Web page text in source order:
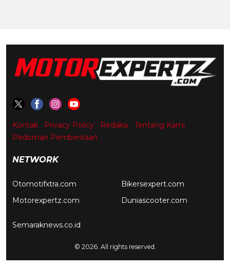
Kontak Privacy Policy Redaksi
Tentang Kami
Pedoman Pemberitaan
NETWORK
Otomotifxtra.com
Motorexpertz.com
Bikersexpert.com
Duniascooter.com
Semaraknews.co.id
© 2026. All rights reserved.